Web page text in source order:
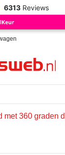
6313 Reviews
met 360 graden
onze website te
Nee